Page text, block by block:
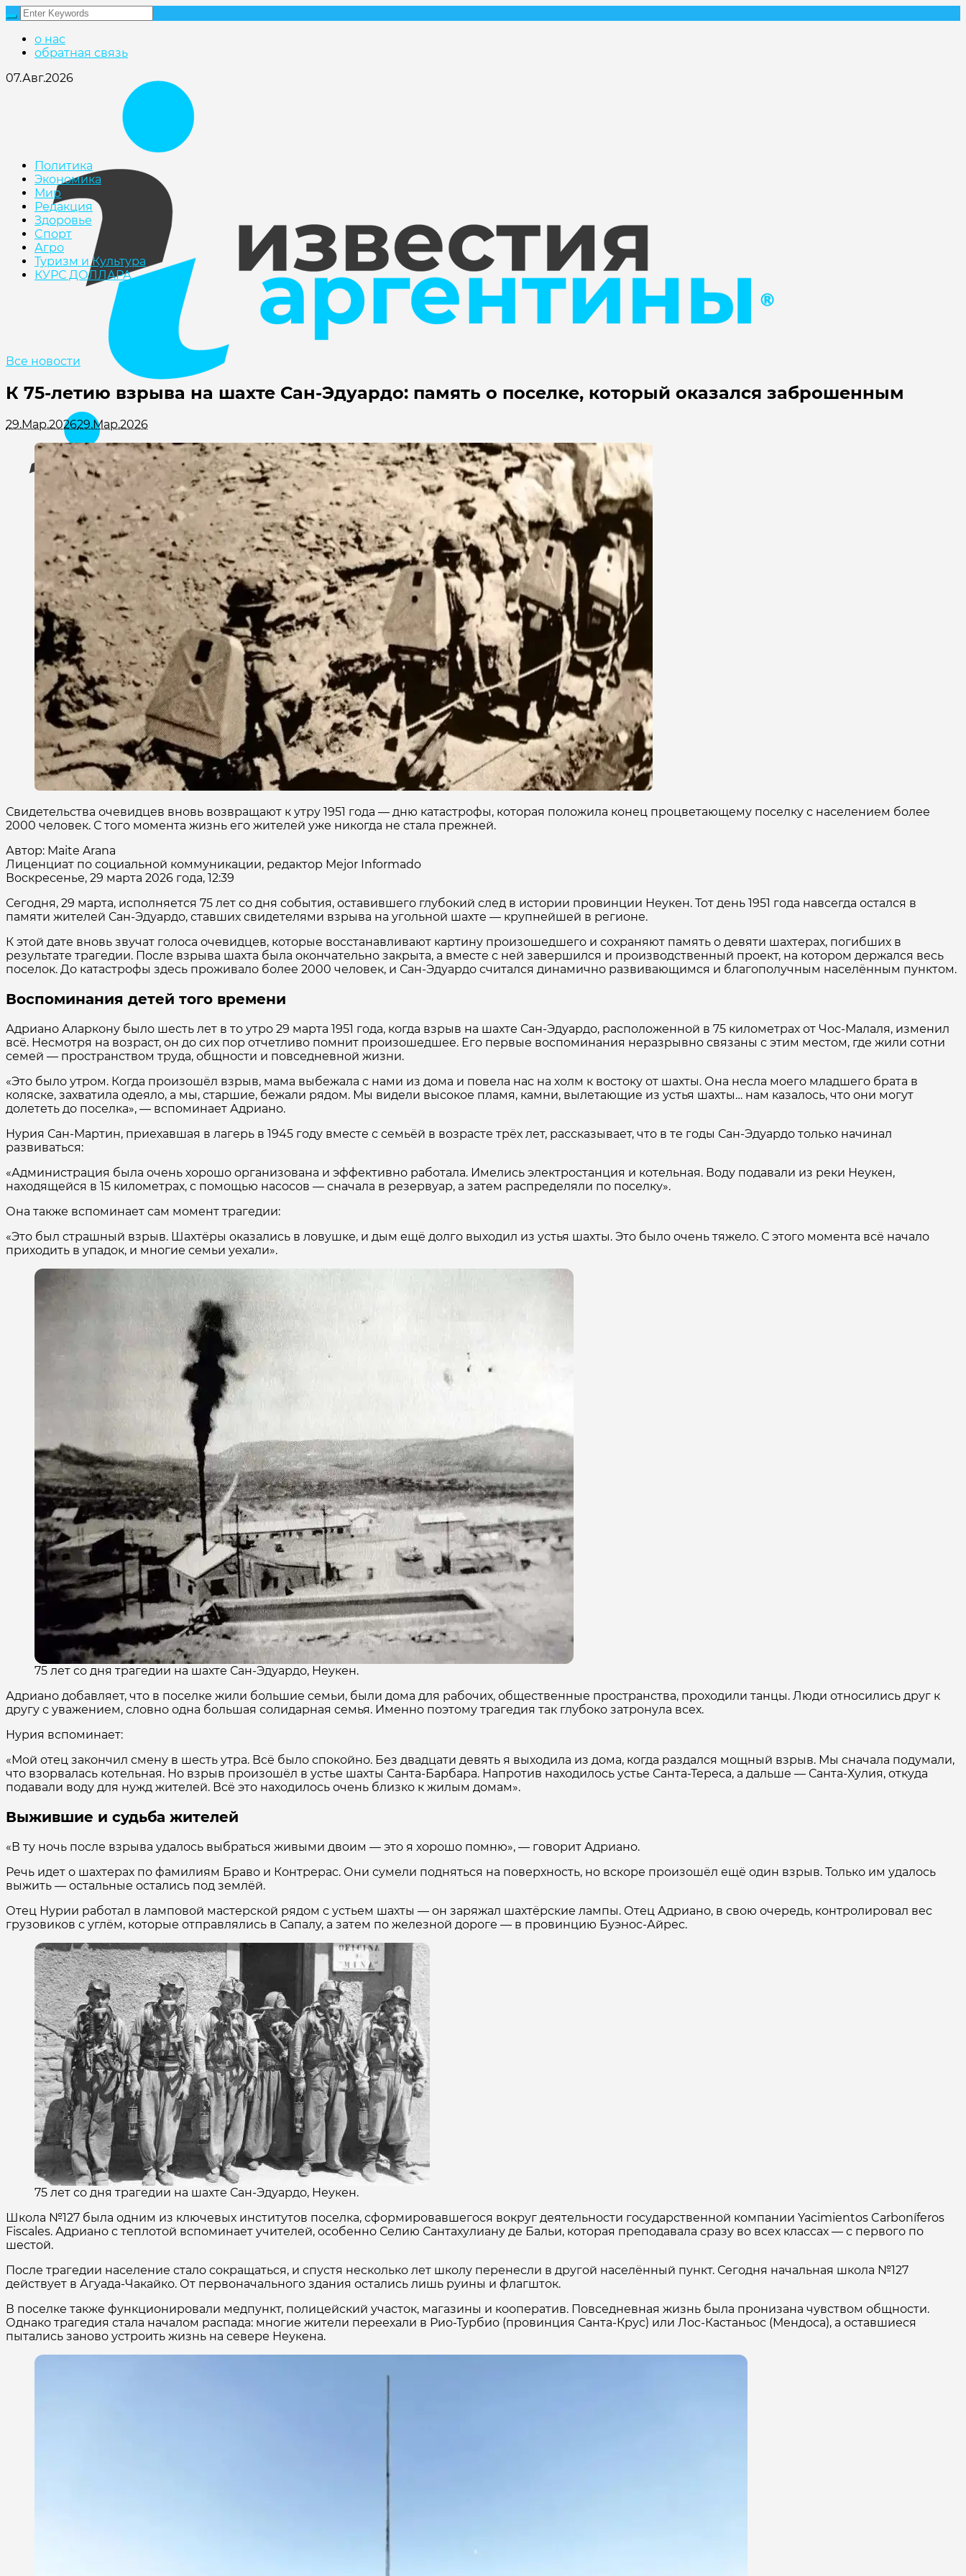
о нас
обратная связь
07.Авг.2026
Политика
Экономика
Мир
Редакция
Здоровье
Cпорт
Агро
Туризм и Культура
КУРС ДОЛЛАРА
Все новости
К 75-летию взрыва на шахте Сан-Эдуардо: память о поселке, который оказался заброшенным
29.Мар.202629.Мар.2026
Свидетельства очевидцев вновь возвращают к утру 1951 года — дню катастрофы, которая положила конец процветающему поселку с населением более
2000 человек. С того момента жизнь его жителей уже никогда не стала прежней.
Автор: Maite Arana
Лиценциат по социальной коммуникации, редактор Mejor Informado
Воскресенье, 29 марта 2026 года, 12:39
Сегодня, 29 марта, исполняется 75 лет со дня события, оставившего глубокий след в истории провинции Неукен. Тот день 1951 года навсегда остался в
памяти жителей Сан-Эдуардо, ставших свидетелями взрыва на угольной шахте — крупнейшей в регионе.
К этой дате вновь звучат голоса очевидцев, которые восстанавливают картину произошедшего и сохраняют память о девяти шахтерах, погибших в
результате трагедии. После взрыва шахта была окончательно закрыта, а вместе с ней завершился и производственный проект, на котором держался весь
поселок. До катастрофы здесь проживало более 2000 человек, и Сан-Эдуардо считался динамично развивающимся и благополучным населённым пунктом.
Воспоминания детей того времени
Адриано Аларкону было шесть лет в то утро 29 марта 1951 года, когда взрыв на шахте Сан-Эдуардо, расположенной в 75 километрах от Чос-Малаля, изменил
всё. Несмотря на возраст, он до сих пор отчетливо помнит произошедшее. Его первые воспоминания неразрывно связаны с этим местом, где жили сотни
семей — пространством труда, общности и повседневной жизни.
«Это было утром. Когда произошёл взрыв, мама выбежала с нами из дома и повела нас на холм к востоку от шахты. Она несла моего младшего брата в
коляске, захватила одеяло, а мы, старшие, бежали рядом. Мы видели высокое пламя, камни, вылетающие из устья шахты… нам казалось, что они могут
долететь до поселка», — вспоминает Адриано.
Нурия Сан-Мартин, приехавшая в лагерь в 1945 году вместе с семьёй в возрасте трёх лет, рассказывает, что в те годы Сан-Эдуардо только начинал
развиваться:
«Администрация была очень хорошо организована и эффективно работала. Имелись электростанция и котельная. Воду подавали из реки Неукен,
находящейся в 15 километрах, с помощью насосов — сначала в резервуар, а затем распределяли по поселку».
Она также вспоминает сам момент трагедии:
«Это был страшный взрыв. Шахтёры оказались в ловушке, и дым ещё долго выходил из устья шахты. Это было очень тяжело. С этого момента всё начало
приходить в упадок, и многие семьи уехали».
75 лет со дня трагедии на шахте Сан-Эдуардо, Неукен.
Адриано добавляет, что в поселке жили большие семьи, были дома для рабочих, общественные пространства, проходили танцы. Люди относились друг к
другу с уважением, словно одна большая солидарная семья. Именно поэтому трагедия так глубоко затронула всех.
Нурия вспоминает:
«Мой отец закончил смену в шесть утра. Всё было спокойно. Без двадцати девять я выходила из дома, когда раздался мощный взрыв. Мы сначала подумали,
что взорвалась котельная. Но взрыв произошёл в устье шахты Санта-Барбара. Напротив находилось устье Санта-Тереса, а дальше — Санта-Хулия, откуда
подавали воду для нужд жителей. Всё это находилось очень близко к жилым домам».
Выжившие и судьба жителей
«В ту ночь после взрыва удалось выбраться живыми двоим — это я хорошо помню», — говорит Адриано.
Речь идет о шахтерах по фамилиям Браво и Контрерас. Они сумели подняться на поверхность, но вскоре произошёл ещё один взрыв. Только им удалось
выжить — остальные остались под землёй.
Отец Нурии работал в ламповой мастерской рядом с устьем шахты — он заряжал шахтёрские лампы. Отец Адриано, в свою очередь, контролировал вес
грузовиков с углём, которые отправлялись в Сапалу, а затем по железной дороге — в провинцию Буэнос-Айрес.
75 лет со дня трагедии на шахте Сан-Эдуардо, Неукен.
Школа №127 была одним из ключевых институтов поселка, сформировавшегося вокруг деятельности государственной компании Yacimientos Carboníferos
Fiscales. Адриано с теплотой вспоминает учителей, особенно Селию Сантахулиану де Бальи, которая преподавала сразу во всех классах — с первого по
шестой.
После трагедии население стало сокращаться, и спустя несколько лет школу перенесли в другой населённый пункт. Сегодня начальная школа №127
действует в Агуада-Чакайко. От первоначального здания остались лишь руины и флагшток.
В поселке также функционировали медпункт, полицейский участок, магазины и кооператив. Повседневная жизнь была пронизана чувством общности.
Однако трагедия стала началом распада: многие жители переехали в Рио-Турбио (провинция Санта-Крус) или Лос-Кастаньос (Мендоса), а оставшиеся
пытались заново устроить жизнь на севере Неукена.